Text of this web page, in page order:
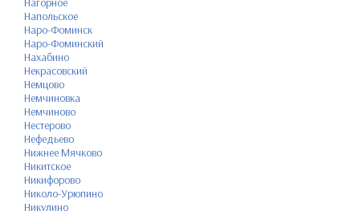
Напольское
Наро-Фоминск
Наро-Фоминский
Нахабино
Некрасовский
Немцово
Немчиновка
Немчиново
Нестерово
Нефедьево
Нижнее Мячково
Никитское
Никифорово
Николо-Урюпино
Никулино